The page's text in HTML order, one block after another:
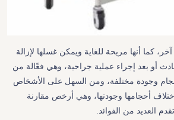
كما أنها مريحة للغاية ويمكن غسلها لإزالة
أو بعد إجراء عملية جراحية، وهي فعّالة من
وجودة مختلفة، ومن السهل على الأشخاص
أحجامها وجودتها، وهي أرخص مقارنة
العديد من الفوائد.